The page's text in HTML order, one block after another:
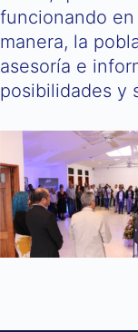
funcionando
manera, la
asesoría e
posibilidades y